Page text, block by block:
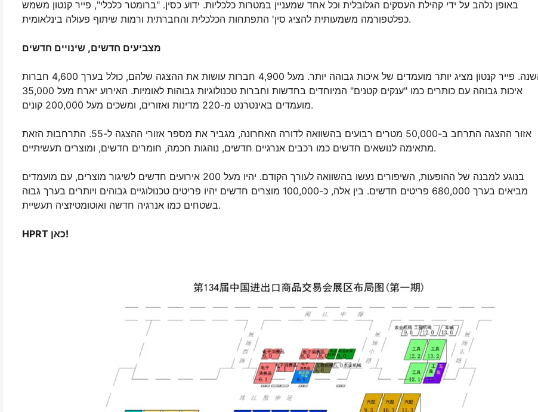
באופן נלהב על ידי קהילת העסקים הגלובלית וכל אחד שמעניין במטרות כלכליות. ידוע כסין. "ברומטר כלכלי", פייר קנטון משמש
כפלטפורמה משמעותית להציג סין' התפתחות הכלכלית והחברתית ורמות שיתוף פעולה בינלאומית.
מצביעים חדשים, שינויים חדשים
השנה. פייר קנטון מציג יותר מועמדים של איכות גבוהה יותר. מעל 4,900 חברות עושות את ההצגה שלהם, כולל בערך 4,600 חברות
איכות גבוהה עם כותרים כמו "ענקים קטנים" המיוחדים בחדשות וחברות טכנולוגיות גבוהות לאומיות. האירוע יארח מעל 35,000
מועמדים באינטרנט מ-220 מדינות ואזורים, ומשכים מעל 200,000 קונים.
אזור ההצגה התרחב ב-50,000 מטרים רבועים בהשוואה לדורה האחרונה, מגביר את מספר אזורי ההצגה ל-55. התרחבות הזאת
מתאימה לנושאים חדשים כמו רכבים אנרגיים חדשים, נוהגות חכמה, חומרים חדשים, ומוצרים תעשיתיים.
בנוגע למבנה של ההופעות, השיפורים נעשו בהשוואה לעורך הקודם. יהיו מעל 200 אירועים חדשים לשיגור מוצרים, עם מועמדים
מביאים בערך 680,000 פריטים חדשים. בין אלה, כ-100,000 מוצרים חדשים יהיו פריטים טכנולוגיים גבוהים ויותרים בערך גבוה
בשטחים כמו אנרגיה חדשה ואוטומטיזציה תעשיית.
HPRT כאן!